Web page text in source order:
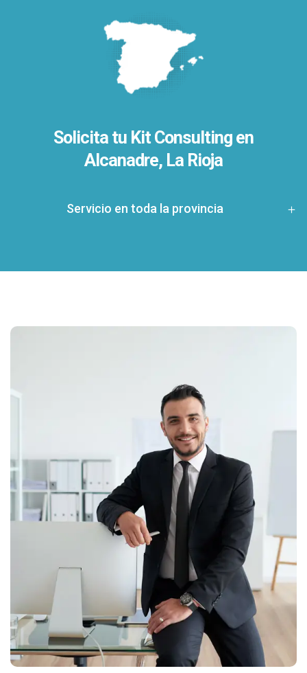
Solicita tu Kit Consulting en
Alcanadre, La Rioja
Servicio en toda la provincia